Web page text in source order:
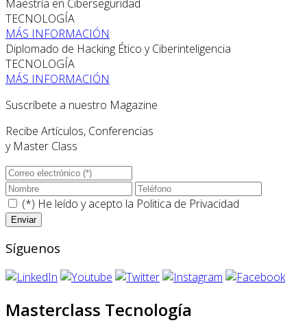
Maestría en Ciberseguridad
TECNOLOGÍA
MÁS INFORMACIÓN
Diplomado de Hacking Ético y Ciberinteligencia
TECNOLOGÍA
MÁS INFORMACIÓN
Suscríbete a nuestro Magazine
Recibe Artículos, Conferencias
y Master Class
(*) He leído y acepto la Politica de Privacidad
Síguenos
Masterclass Tecnología